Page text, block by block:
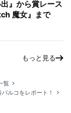
』から賞レース
魔女』まで
もっと見る
覧
ルコをレポート！